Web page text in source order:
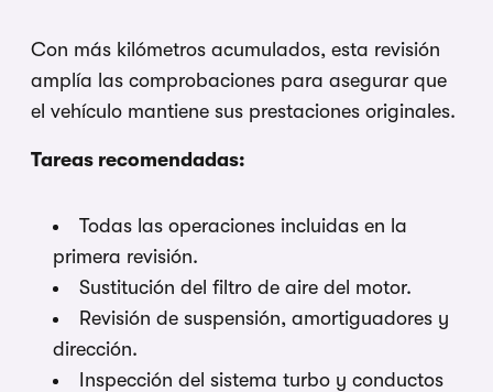
Con más kilómetros acumulados, esta revisión
amplía las comprobaciones para asegurar que
el vehículo mantiene sus prestaciones originales.
Tareas recomendadas:
Todas las operaciones incluidas en la
primera revisión.
Sustitución del filtro de aire del motor.
Revisión de suspensión, amortiguadores y
dirección.
Inspección del sistema turbo y conductos